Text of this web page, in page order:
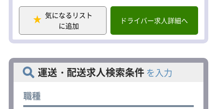
をご紹介しますので、お気軽にお問い
合わせください。
＜一日の流れの例＞
▼7：00～8：00 所属している宅配会社
に出勤
▼担当コースの荷物の積込み
▼担当コースの配達
気になるリスト
に追加
ドライバー求人詳細へ
運送・配送求人検索条件 を入力
職種